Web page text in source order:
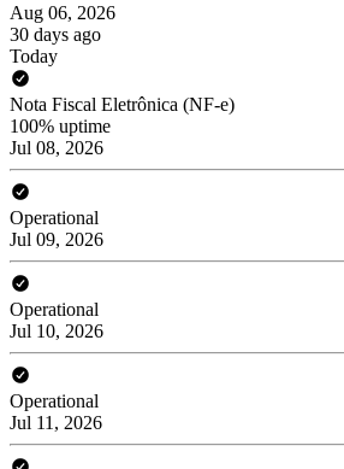
Aug 06, 2026
30 days ago
Today
Nota Fiscal Eletrônica (NF-e)
100% uptime
Jul 08, 2026
Operational
Jul 09, 2026
Operational
Jul 10, 2026
Operational
Jul 11, 2026